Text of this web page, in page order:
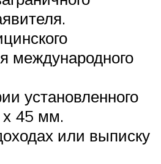
международного
установленного
45 мм.
или выписку